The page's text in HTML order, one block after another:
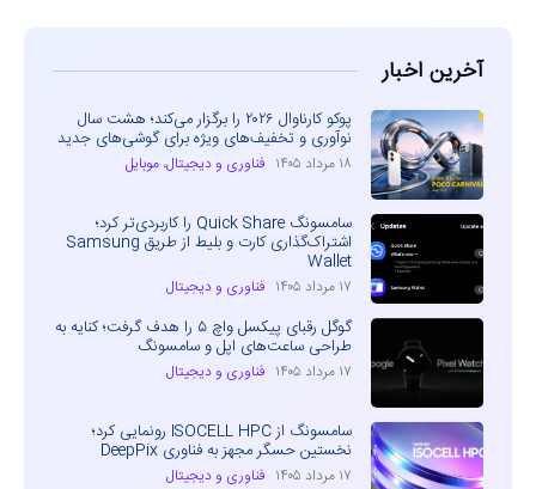
آخرین اخبار
پوکو کارناوال ۲۰۲۶ را برگزار می‌کند؛ هشت سال
نوآوری و تخفیف‌های ویژه برای گوشی‌های جدید
۱۸ مرداد ۱۴۰۵ فناوری و دیجیتال، موبایل
سامسونگ Quick Share را کاربردی‌تر کرد؛
اشتراک‌گذاری کارت و بلیط از طریق Samsung
Wallet
۱۷ مرداد ۱۴۰۵ فناوری و دیجیتال
گوگل رقبای پیکسل واچ ۵ را هدف گرفت؛ کنایه به
طراحی ساعت‌های اپل و سامسونگ
۱۷ مرداد ۱۴۰۵ فناوری و دیجیتال
سامسونگ از ISOCELL HPC رونمایی کرد؛
نخستین حسگر مجهز به فناوری DeepPix
۱۷ مرداد ۱۴۰۵ فناوری و دیجیتال